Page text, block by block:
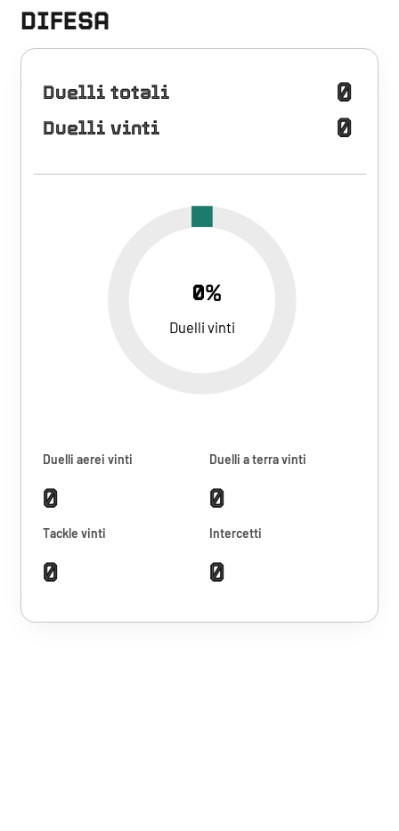
DIFESA
Duelli totali 0
Duelli vinti 0
0%
Duelli vinti
Duelli aerei vinti
0
Duelli a terra vinti
0
Tackle vinti
0
Intercetti
0